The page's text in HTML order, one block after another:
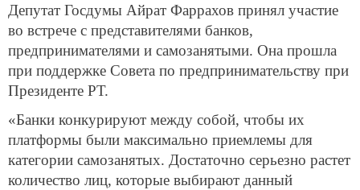
Депутат Госдумы Айрат Фаррахов принял участие
во встрече с представителями банков,
предпринимателями и самозанятыми. Она прошла
при поддержке Совета по предпринимательству при
Президенте РТ.
«Банки конкурируют между собой, чтобы их
платформы были максимально приемлемы для
категории самозанятых. Достаточно серьезно растет
количество лиц, которые выбирают данный